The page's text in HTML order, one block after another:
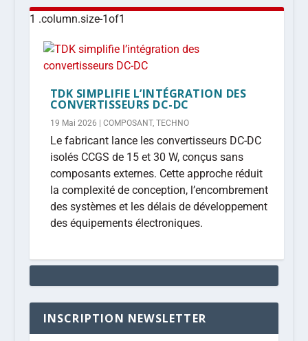
TDK SIMPLIFIE L’INTÉGRATION DES
CONVERTISSEURS DC-DC
19 Mai 2026 COMPOSANT, TECHNO
Le fabricant lance les convertisseurs DC-DC
isolés CCGS de 15 et 30 W, conçus sans
composants externes. Cette approche réduit
la complexité de conception, l’encombrement
des systèmes et les délais de développement
des équipements électroniques.
INSCRIPTION NEWSLETTER